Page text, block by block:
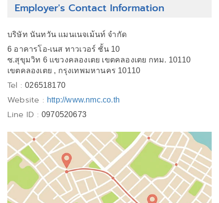
Employer's Contact Information
บริษัท นันทวัน แมนเนจเม้นท์ จำกัด
6 อาคารโอ-เนส ทาวเวอร์ ชั้น 10
ซ.สุขุมวิท 6 แขวงคลองเตย เขตคลองเตย กทม. 10110
เขตคลองเตย , กรุงเทพมหานคร 10110
Tel :026518170
Website : http://www.nmc.co.th
Line ID : 0970520673